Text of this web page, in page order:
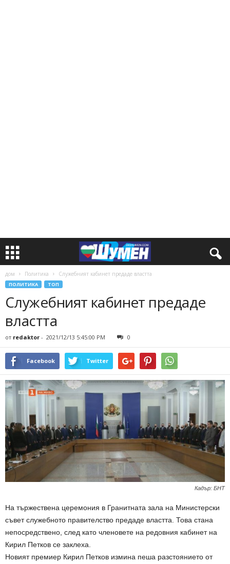
дом Политика Служебният кабинет предаде властта
ПОЛИТИКА ТОП
Служебният кабинет предаде
властта
от redaktor - 2021/12/13 5:45:00 PM 0
Facebook Twitter
Кадър: БНТ
На тържествена церемония в Гранитната зала на Министерски
съвет служебното правителство предаде властта. Това стана
непосредствено, след като членовете на редовния кабинет на
Кирил Петков се заклеха.
Новият премиер Кирил Петков измина пеша разстоянието от